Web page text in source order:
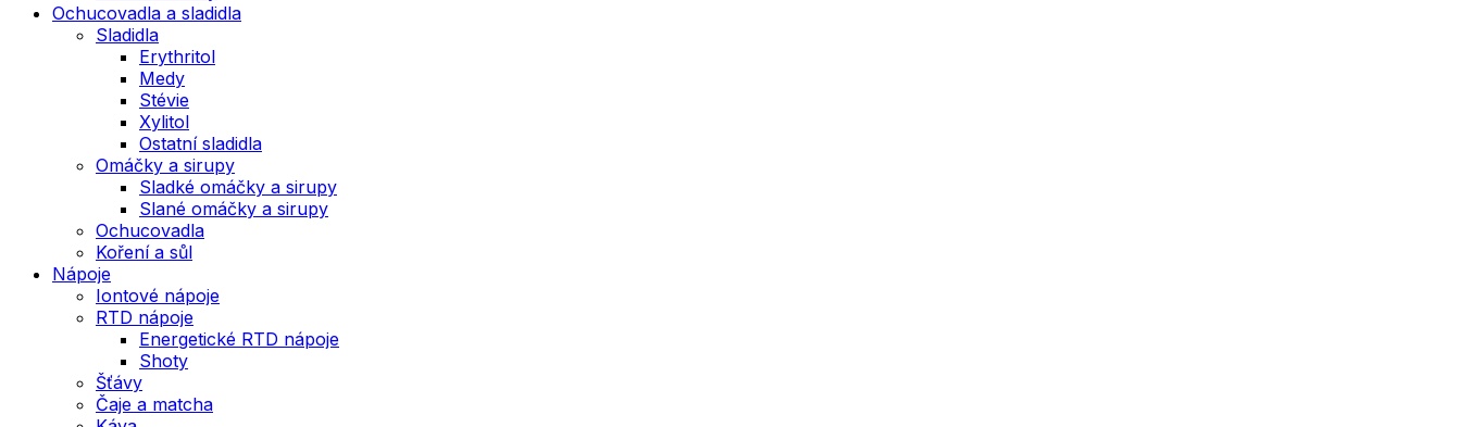
Ochucovadla a sladidla
Sladidla
Erythritol
Medy
Stévie
Xylitol
Ostatní sladidla
Omáčky a sirupy
Sladké omáčky a sirupy
Slané omáčky a sirupy
Ochucovadla
Koření a sůl
Nápoje
Iontové nápoje
RTD nápoje
Energetické RTD nápoje
Shoty
Šťávy
Čaje a matcha